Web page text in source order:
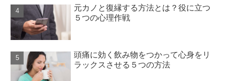
元カノと復縁する方法とは？役に立つ
５つの心理作戦
頭痛に効く飲み物をつかって心身をリ
ラックスさせる５つの方法